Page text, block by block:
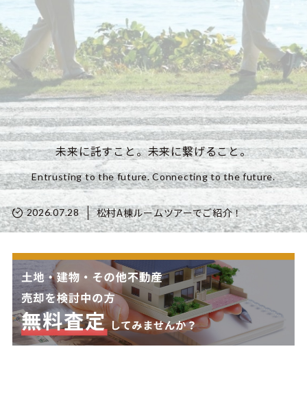
未来に託すこと。未来に繋げること。
Entrusting to the future. Connecting to the future.
2026.07.28 松村A棟ルームツアーでご紹介！